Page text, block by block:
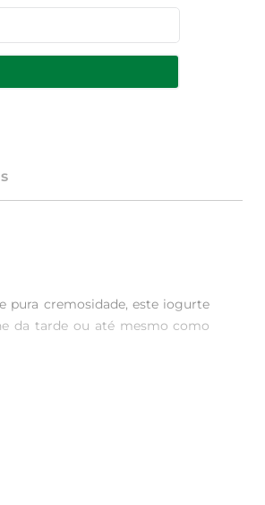
pura cremosidade, este iogurte
da tarde ou até mesmo como
é rico em cálcio, essencial para